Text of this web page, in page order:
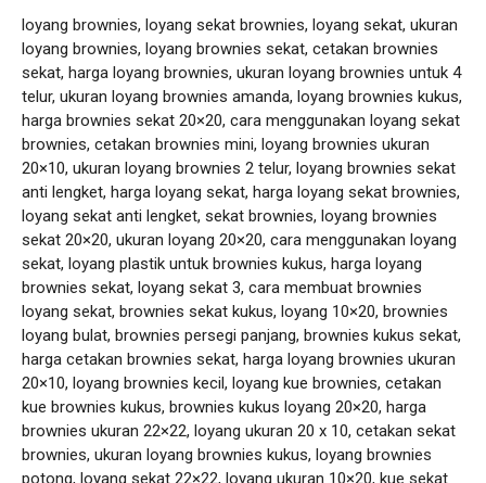
loyang brownies, loyang sekat brownies, loyang sekat, ukuran
loyang brownies, loyang brownies sekat, cetakan brownies
sekat, harga loyang brownies, ukuran loyang brownies untuk 4
telur, ukuran loyang brownies amanda, loyang brownies kukus,
harga brownies sekat 20×20, cara menggunakan loyang sekat
brownies, cetakan brownies mini, loyang brownies ukuran
20×10, ukuran loyang brownies 2 telur, loyang brownies sekat
anti lengket, harga loyang sekat, harga loyang sekat brownies,
loyang sekat anti lengket, sekat brownies, loyang brownies
sekat 20×20, ukuran loyang 20×20, cara menggunakan loyang
sekat, loyang plastik untuk brownies kukus, harga loyang
brownies sekat, loyang sekat 3, cara membuat brownies
loyang sekat, brownies sekat kukus, loyang 10×20, brownies
loyang bulat, brownies persegi panjang, brownies kukus sekat,
harga cetakan brownies sekat, harga loyang brownies ukuran
20×10, loyang brownies kecil, loyang kue brownies, cetakan
kue brownies kukus, brownies kukus loyang 20×20, harga
brownies ukuran 22×22, loyang ukuran 20 x 10, cetakan sekat
brownies, ukuran loyang brownies kukus, loyang brownies
potong, loyang sekat 22×22, loyang ukuran 10×20, kue sekat